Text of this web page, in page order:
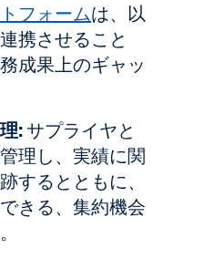
フォームは、以
携させること
成果上のギャッ
:サプライヤと
理し、実績に関
するとともに、
きる、集約機会